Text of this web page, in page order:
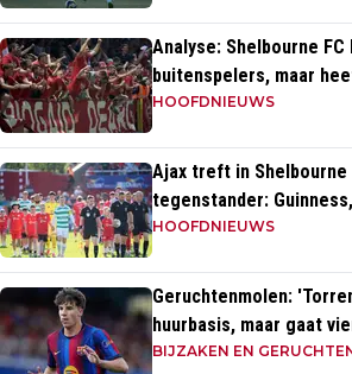
Analyse: Shelbourne
buitenspelers, maar
totaal niet op orde
HOOFDNIEUWS
Ajax treft in Shelbourne
tegenstander:
bijzonder lage
HOOFDNIEUWS
Geruchtenmolen:
huurbasis, maar gaat
tekenen bij Ajax'
BIJZAKEN EN